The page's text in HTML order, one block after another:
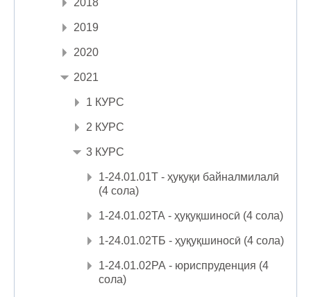
2019
2020
2021
1 КУРС
2 КУРС
3 КУРС
1-24.01.01Т - ҳуқуқи байналмилалӣ
(4 сола)
1-24.01.02ТА - ҳуқуқшиносӣ (4 сола)
1-24.01.02ТБ - ҳуқуқшиносӣ (4 сола)
1-24.01.02РА - юриспруденция (4
сола)